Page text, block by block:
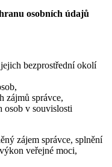
osobních údajů
bezprostřední okolí
zájmů správce,
v souvislosti
zájem správce, splnění
veřejné moci,